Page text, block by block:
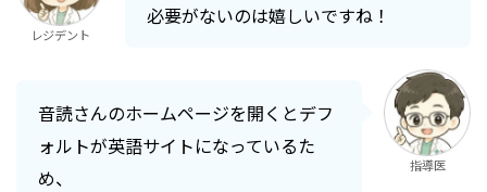
レジデント
必要がないのは嬉しいですね！
音読さんのホームページを開くとデフ
ォルトが英語サイトになっているた
め、
指導医